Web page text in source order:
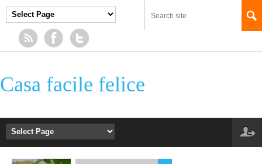
Casa facile felice